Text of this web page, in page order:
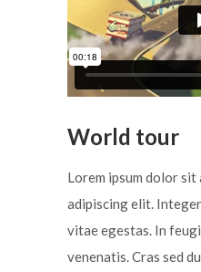
World tour
Lorem ipsum dolor
adipiscing elit.
vitae egestas. In
venenatis. Cras sed